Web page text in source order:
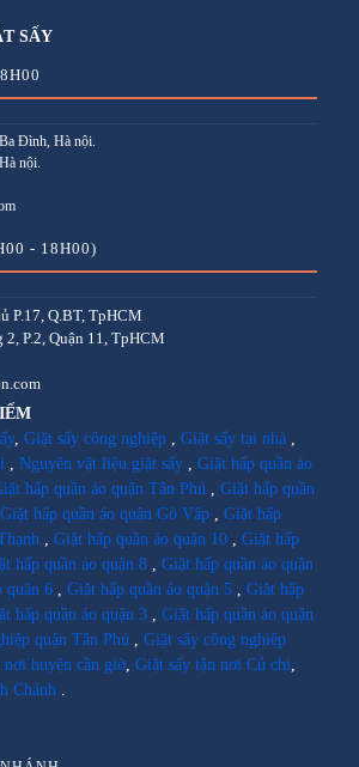
SẤY
Đình, Hà nội.
nội.
- 18H00)
P.17, Q.BT, TpHCM
P.2, Quận 11, TpHCM
, Giặt sấy công nghiệp , Giặt sấy tại nhà ,
, Nguyên vật liệu giặt sấy , Giặt hấp quần áo
hấp quần áo quận Tân Phú , Giặt hấp quần
Giặt hấp quần áo quận Gò Vấp , Giặt hấp
, Giặt hấp quần áo quận 10 , Giặt hấp
hấp quần áo quận 8 , Giặt hấp quần áo quận
quận 6 , Giặt hấp quần áo quận 5 , Giặt hấp
hấp quần áo quận 3 , Giặt hấp quần áo quận
quận Tân Phú , Giặt sấy công nghiệp
nơi huyện cần giờ, Giặt sấy tận nơi Củ chi,
Chánh .